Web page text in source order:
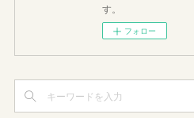
す。
フォロー